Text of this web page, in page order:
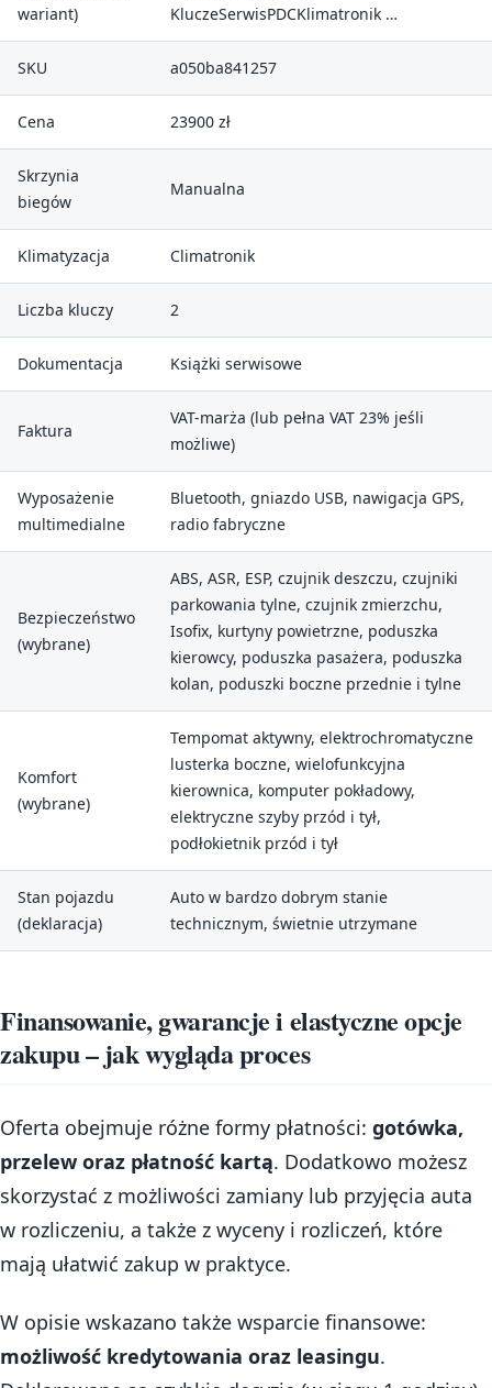
wariant)
KluczeSerwisPDCKlimatronik …
SKU a050ba841257
Cena 23900 zł
Skrzynia
biegów
Manualna
Klimatyzacja Climatronik
Liczba kluczy 2
Dokumentacja Książki serwisowe
Faktura
VAT-marża (lub pełna VAT 23% jeśli
możliwe)
Wyposażenie
multimedialne
Bluetooth, gniazdo USB, nawigacja GPS,
radio fabryczne
Bezpieczeństwo
(wybrane)
ABS, ASR, ESP, czujnik deszczu, czujniki
parkowania tylne, czujnik zmierzchu,
Isofix, kurtyny powietrzne, poduszka
kierowcy, poduszka pasażera, poduszka
kolan, poduszki boczne przednie i tylne
Komfort
(wybrane)
Tempomat aktywny, elektrochromatyczne
lusterka boczne, wielofunkcyjna
kierownica, komputer pokładowy,
elektryczne szyby przód i tył,
podłokietnik przód i tył
Stan pojazdu
(deklaracja)
Auto w bardzo dobrym stanie
technicznym, świetnie utrzymane
Finansowanie, gwarancje i elastyczne opcje
zakupu – jak wygląda proces
Oferta obejmuje różne formy płatności: gotówka,
przelew oraz płatność kartą. Dodatkowo możesz
skorzystać z możliwości zamiany lub przyjęcia auta
w rozliczeniu, a także z wyceny i rozliczeń, które
mają ułatwić zakup w praktyce.
W opisie wskazano także wsparcie finansowe:
możliwość kredytowania oraz leasingu.